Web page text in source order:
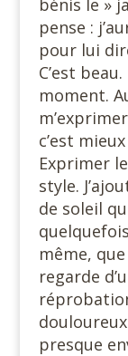
bénis le »
pense :
pour lui
C’est
moment.
c’est
Exprimer
style.
de soleil
même,
regarde
presque